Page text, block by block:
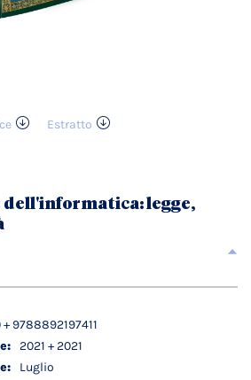
Estratto
legge,
9788892197411
2021 + 2021
Luglio